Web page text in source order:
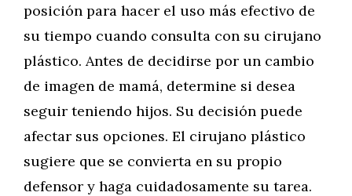
posición para hacer el uso más efectivo de
su tiempo cuando consulta con su cirujano
plástico. Antes de decidirse por un cambio
de imagen de mamá, determine si desea
seguir teniendo hijos. Su decisión puede
afectar sus opciones. El cirujano plástico
sugiere que se convierta en su propio
defensor y haga cuidadosamente su tarea.